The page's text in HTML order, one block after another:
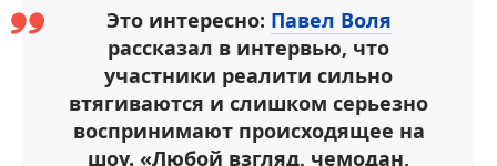
Это интересно: Павел Воля
рассказал в интервью, что
участники реалити сильно
втягиваются и слишком серьезно
воспринимают происходящее на
шоу. «Любой взгляд, чемодан,